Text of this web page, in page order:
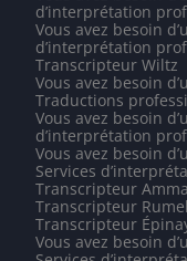
d’interprétation
Vous avez besoin
d’interprétation
Transcripteur Wiltz
Vous avez besoin
Traductions
Vous avez besoin
d’interprétation
Vous avez besoin
Services
Transcripteur
Transcripteur
Transcripteur
Vous avez besoin